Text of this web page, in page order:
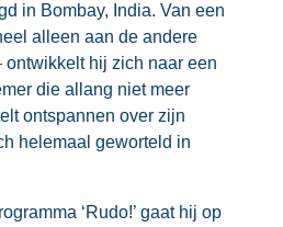
in Bombay, India. Van een
alleen aan de andere
ontwikkelt hij zich naar een
die allang niet meer
ontspannen over zijn
helemaal geworteld in
‘Rudo!’ gaat hij op